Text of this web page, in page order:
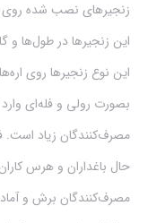
زنجیر‌های نصب شده روی
این زنجیرها در طول‌ها
این نوع زنجیرها روی
بصورت رولی و فله‌ای
مصرف‌کنندگان زیاد است.
حال باغداران و هرس کاران
مصرف‌کنندگان برش و